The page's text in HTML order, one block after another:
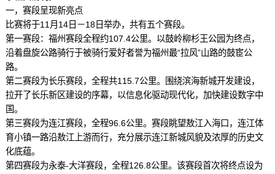
一，赛段呈现新亮点
比赛将于11月14日－18日举办，共有五个赛段。
第一赛段：福州赛段全程约107.4公里。以鼓岭柳杉王公园为终点，
沿着盘旋公路骑行于被骑行爱好者誉为福州最“拉风”山路的鼓宦公
路。
第二赛段为长乐赛段，全程共115.7公里。围绕滨海新城开发建设，
拉开了长乐新区建设的序幕，以信息化驱动现代化，加快建设数字中
国。
第三赛段为连江赛段，全程96.6公里。赛段眺望敖江入海口，连江体
育小镇一路沿敖江上游而行，充分展示连江新城风貌及浓厚的历史文
化底蕴。
第四赛段为永泰-大洋赛段，全程126.8公里。该赛段首次将终点设为